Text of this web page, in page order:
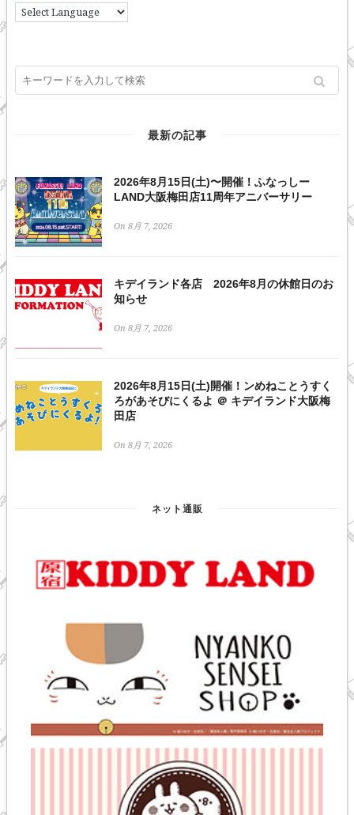
最新の記事
2026年8月15日(土)〜開催！ふなっしー
LAND大阪梅田店11周年アニバーサリー
On 8月 7, 2026
キデイランド各店 2026年8月の休館日のお
知らせ
On 8月 7, 2026
2026年8月15日(土)開催！ンめねことうすく
ろがあそびにくるよ ＠ キデイランド大阪梅
田店
On 8月 7, 2026
ネット通販